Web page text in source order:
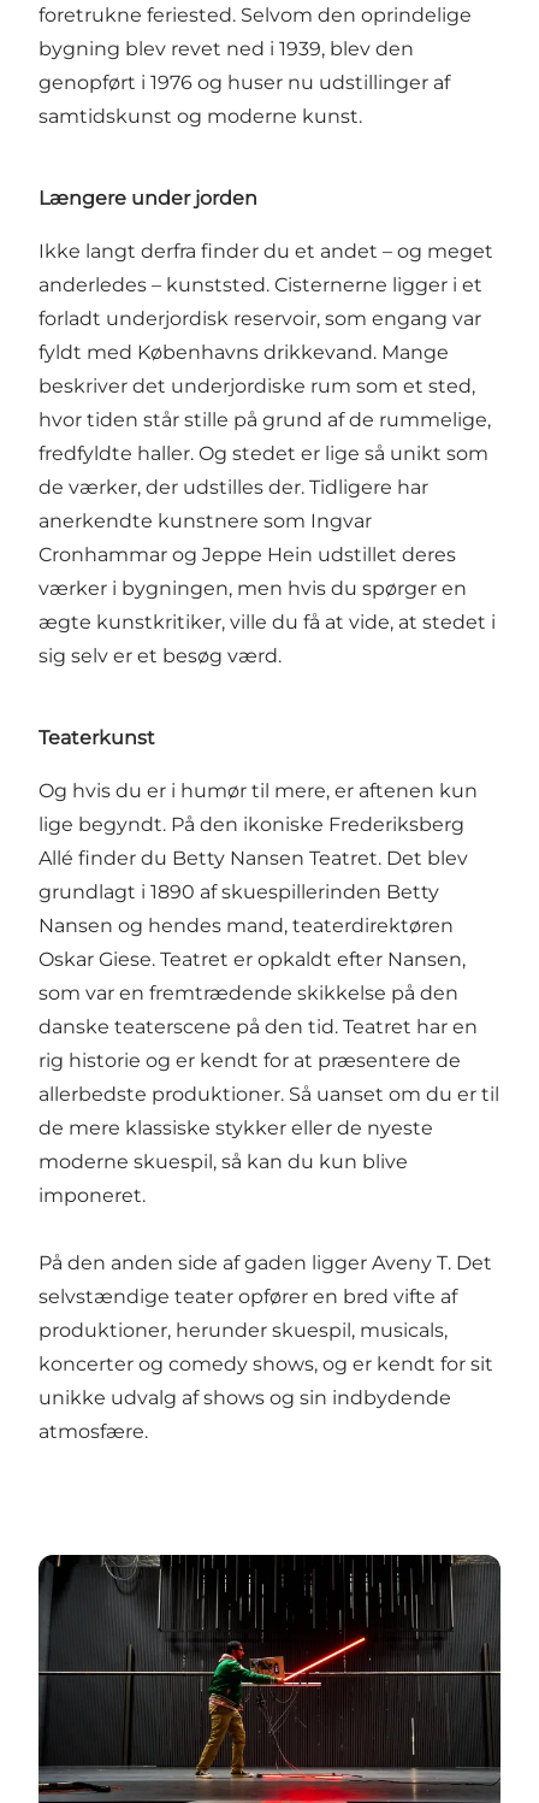
foretrukne feriested. Selvom den oprindelige
bygning blev revet ned i 1939, blev den
genopført i 1976 og huser nu udstillinger af
samtidskunst og moderne kunst.
Længere under jorden
Ikke langt derfra finder du et andet – og meget
anderledes – kunststed. Cisternerne ligger i et
forladt underjordisk reservoir, som engang var
fyldt med Københavns drikkevand. Mange
beskriver det underjordiske rum som et sted,
hvor tiden står stille på grund af de rummelige,
fredfyldte haller. Og stedet er lige så unikt som
de værker, der udstilles der. Tidligere har
anerkendte kunstnere som Ingvar
Cronhammar og Jeppe Hein udstillet deres
værker i bygningen, men hvis du spørger en
ægte kunstkritiker, ville du få at vide, at stedet i
sig selv er et besøg værd.
Teaterkunst
Og hvis du er i humør til mere, er aftenen kun
lige begyndt. På den ikoniske Frederiksberg
Allé finder du Betty Nansen Teatret. Det blev
grundlagt i 1890 af skuespillerinden Betty
Nansen og hendes mand, teaterdirektøren
Oskar Giese. Teatret er opkaldt efter Nansen,
som var en fremtrædende skikkelse på den
danske teaterscene på den tid. Teatret har en
rig historie og er kendt for at præsentere de
allerbedste produktioner. Så uanset om du er til
de mere klassiske stykker eller de nyeste
moderne skuespil, så kan du kun blive
imponeret.
På den anden side af gaden ligger Aveny T. Det
selvstændige teater opfører en bred vifte af
produktioner, herunder skuespil, musicals,
koncerter og comedy shows, og er kendt for sit
unikke udvalg af shows og sin indbydende
atmosfære.